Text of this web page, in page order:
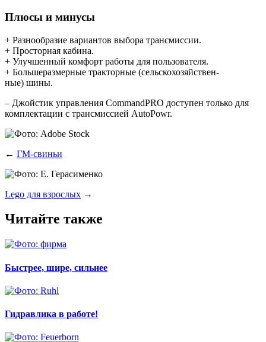
Плюсы и минусы
+ Раз­но­об­ра­зие вари­ан­тов выбо­ра трансмиссии.
+ Про­стор­ная кабина.
+ Улуч­шен­ный ком­форт рабо­ты для пользователя.
+ Боль­ше­раз­мер­ные трак­тор­ные (сель­ско­хо­зяй­ствен­
ные) шины.
– Джой­стик управ­ле­ния CommandPRO досту­пен толь­ко для
ком­плек­та­ции с транс­мис­си­ей AutoPowr.
← ГМ-свиньи
Lego для взрослых →
Читайте также
Быстрее, шире, сильнее
Гидравлика в работе!